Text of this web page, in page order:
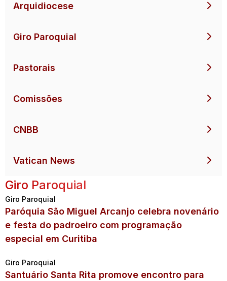
Arquidiocese
Giro Paroquial
Pastorais
Comissões
CNBB
Vatican News
Giro Paroquial
Giro Paroquial
Paróquia São Miguel Arcanjo celebra novenário
e festa do padroeiro com programação
especial em Curitiba
Giro Paroquial
Santuário Santa Rita promove encontro para